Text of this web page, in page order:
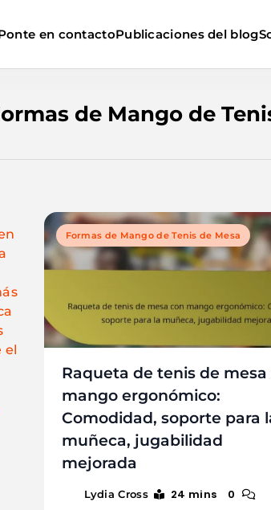
en contactoPublicaciones del blog
de Mango de
el
Formas de Mango de Tenis de Mesa
Raqueta de tenis de mesa
mango ergonómico:
Comodidad, soporte para
muñeca, jugabilidad
mejorada
Lydia Cross 24 mins 0